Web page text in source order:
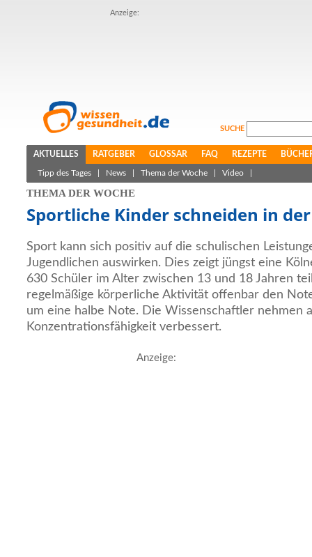
Anzeige:
SUCHE
AKTUELLES RATGEBER GLOSSAR FAQ REZEPTE
Tipp des Tages News Thema der Woche Video
THEMA DER WOCHE
Sportliche Kinder schneiden in
Sport kann sich positiv auf die schulischen
Jugendlichen auswirken. Dies zeigt jüngst eine
630 Schüler im Alter zwischen 13 und 18 Jahren
regelmäßige körperliche Aktivität offenbar den
um eine halbe Note. Die Wissenschaftler nehmen
Konzentrationsfähigkeit verbessert.
Anzeige: